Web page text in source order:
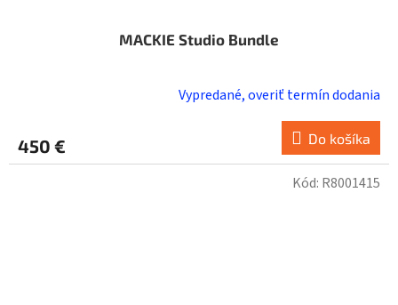
MACKIE Studio Bundle
Vypredané, overiť termín dodania
450 € Do košíka
Kód: R8001415